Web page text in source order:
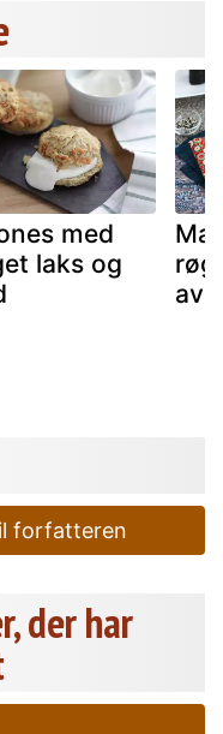
med
laks og
forfatteren
der har